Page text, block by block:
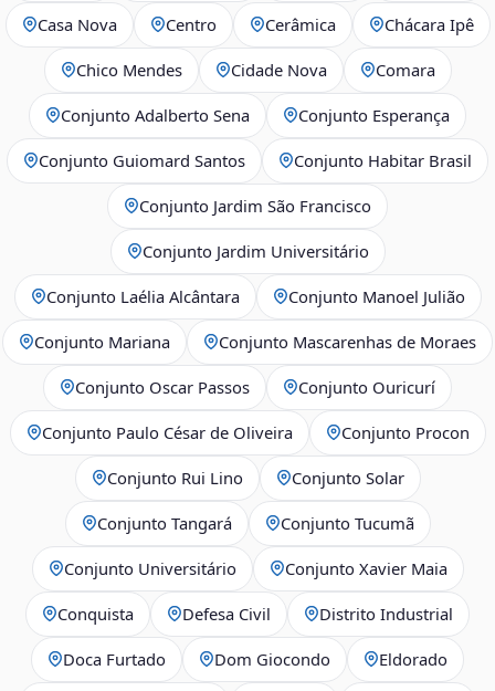
Casa Nova Centro Cerâmica Chácara Ipê
Chico Mendes Cidade Nova Comara
Conjunto Adalberto Sena Conjunto Esperança
Conjunto Guiomard Santos Conjunto Habitar Brasil
Conjunto Jardim São Francisco
Conjunto Jardim Universitário
Conjunto Laélia Alcântara Conjunto Manoel Julião
Conjunto Mariana Conjunto Mascarenhas de Moraes
Conjunto Oscar Passos Conjunto Ouricurí
Conjunto Paulo César de Oliveira Conjunto Procon
Conjunto Rui Lino Conjunto Solar
Conjunto Tangará Conjunto Tucumã
Conjunto Universitário Conjunto Xavier Maia
Conquista Defesa Civil Distrito Industrial
Doca Furtado Dom Giocondo Eldorado